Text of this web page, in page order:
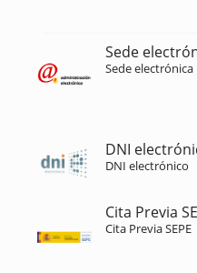
Sede
Sede electrónica
DNI
DNI electrónico
Cita Previa
Cita Previa SEPE